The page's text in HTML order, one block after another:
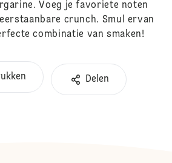
Voeg je favoriete noten
crunch. Smul ervan
combinatie van smaken!
Delen